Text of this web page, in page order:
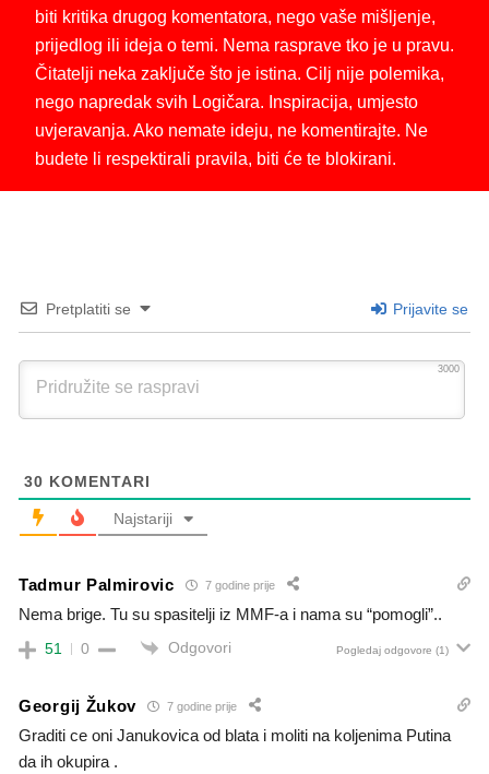
biti kritika drugog komentatora, nego vaše mišljenje,
prijedlog ili ideja o temi. Nema rasprave tko je u pravu.
Čitatelji neka zaključe što je istina. Cilj nije polemika,
nego napredak svih Logičara. Inspiracija, umjesto
uvjeravanja. Ako nemate ideju, ne komentirajte. Ne
budete li respektirali pravila, biti će te blokirani.
Pretplatiti se Prijavite se
3000
30 KOMENTARI
Najstariji
Tadmur Palmirovic 7 godine prije
Nema brige. Tu su spasitelji iz MMF-a i nama su “pomogli”..
51 0 Odgovori Pogledaj odgovore (1)
Georgij Žukov 7 godine prije
Graditi ce oni Janukovica od blata i moliti na koljenima Putina
da ih okupira .